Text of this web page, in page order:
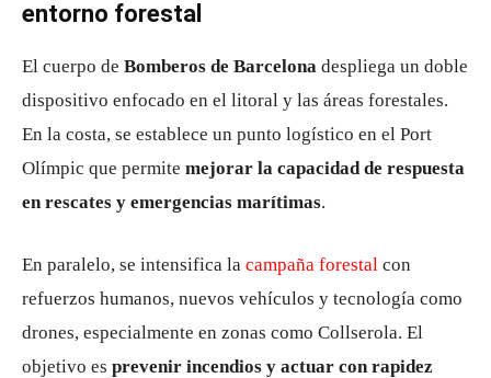
entorno forestal
El cuerpo de Bomberos de Barcelona despliega un doble
dispositivo enfocado en el litoral y las áreas forestales.
En la costa, se establece un punto logístico en el Port
Olímpic que permite mejorar la capacidad de respuesta
en rescates y emergencias marítimas.
En paralelo, se intensifica la campaña forestal con
refuerzos humanos, nuevos vehículos y tecnología como
drones, especialmente en zonas como Collserola. El
objetivo es prevenir incendios y actuar con rapidez